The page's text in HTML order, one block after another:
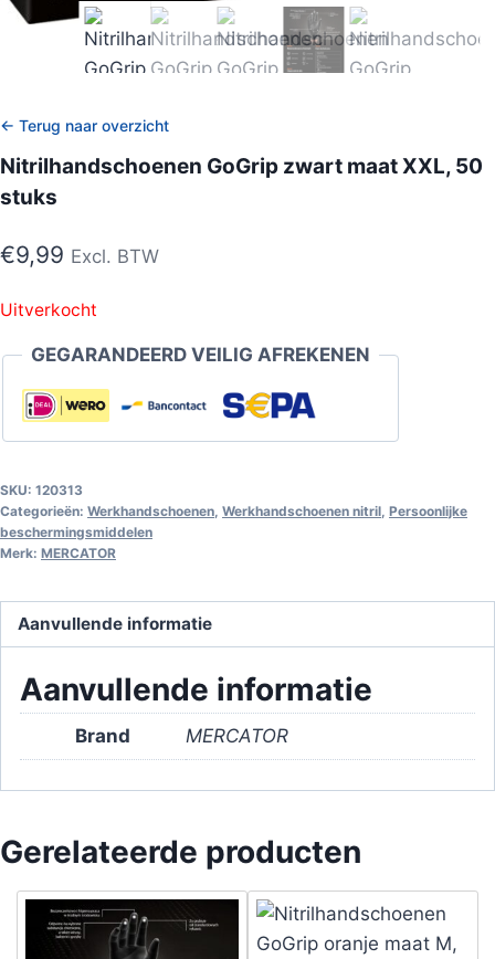
← Terug naar overzicht
Nitrilhandschoenen GoGrip zwart maat XXL, 50
stuks
€9,99 Excl. BTW
Uitverkocht
GEGARANDEERD VEILIG AFREKENEN
SKU: 120313
Categorieën: Werkhandschoenen, Werkhandschoenen nitril, Persoonlijke
beschermingsmiddelen
Merk: MERCATOR
Aanvullende informatie
Aanvullende informatie
Brand MERCATOR
Gerelateerde producten